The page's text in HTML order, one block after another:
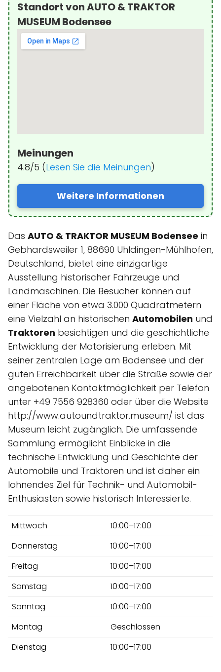
Standort von AUTO & TRAKTOR
MUSEUM Bodensee
Meinungen
4.8/5 (Lesen Sie die Meinungen)
Weitere Informationen
Das AUTO & TRAKTOR MUSEUM Bodensee in
Gebhardsweiler 1, 88690 Uhldingen-Mühlhofen,
Deutschland, bietet eine einzigartige
Ausstellung historischer Fahrzeuge und
Landmaschinen. Die Besucher können auf
einer Fläche von etwa 3.000 Quadratmetern
eine Vielzahl an historischen Automobilen und
Traktoren besichtigen und die geschichtliche
Entwicklung der Motorisierung erleben. Mit
seiner zentralen Lage am Bodensee und der
guten Erreichbarkeit über die Straße sowie der
angebotenen Kontaktmöglichkeit per Telefon
unter +49 7556 928360 oder über die Website
http://www.autoundtraktor.museum/ ist das
Museum leicht zugänglich. Die umfassende
Sammlung ermöglicht Einblicke in die
technische Entwicklung und Geschichte der
Automobile und Traktoren und ist daher ein
lohnendes Ziel für Technik- und Automobil-
Enthusiasten sowie historisch Interessierte.
Mittwoch
10:00–17:00
Donnerstag
10:00–17:00
Freitag
10:00–17:00
Samstag
10:00–17:00
Sonntag
10:00–17:00
Montag
Geschlossen
Dienstag
10:00–17:00